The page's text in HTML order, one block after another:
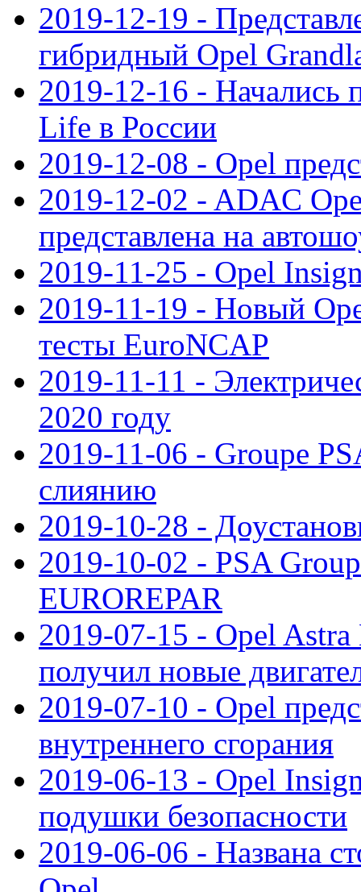
2019-12-19 -
гибридный Opel
2019-12-16 - Начались
Life в России
2019-12-08 - Opel
2019-12-02 - ADAC
представлена на
2019-11-25 - Opel
2019-11-19 - Новый
тесты EuroNCAP
2019-11-11 -
2020 году
2019-11-06 - Groupe
слиянию
2019-10-28 -
2019-10-02 - PSA
EUROREPAR
2019-07-15 - Opel Astra
получил новые
2019-07-10 - Opel
внутреннего сгорания
2019-06-13 - Opel
подушки безопасности
2019-06-06 - Названа